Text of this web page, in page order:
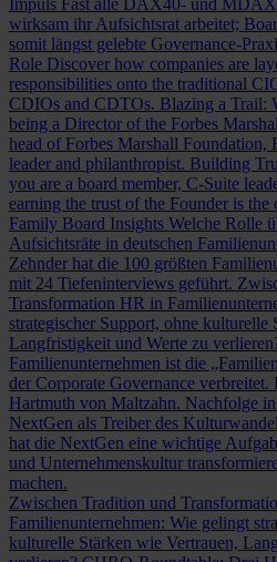
Impuls Fast alle DAX40- und
wirksam ihr Aufsichtsrat arbeitet;
somit längst gelebte Governance-
Role Discover how companies are
responsibilities onto the traditional
CDIOs and CDTOs. Blazing a Trail:
being a Director of the Forbes
head of Forbes Marshall Foundation,
leader and philanthropist. Building
you are a board member, C-Suite
earning the trust of the Founder is the
Family Board Insights Welche Rolle
Aufsichtsräte in deutschen
Zehnder hat die 100 größten
mit 24 Tiefeninterviews geführt.
Transformation HR in
strategischer Support, ohne kulturelle
Langfristigkeit und Werte zu
Familienunternehmen ist die
der Corporate Governance
Hartmuth von Maltzahn. Nachfolge
NextGen als Treiber des
hat die NextGen eine wichtige
und Unternehmenskultur
machen.
Zwischen Tradition und
Familienunternehmen: Wie gelingt
kulturelle Stärken wie Vertrauen,